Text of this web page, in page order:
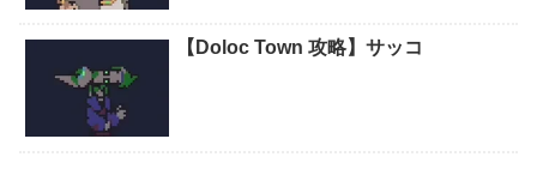
【Doloc Town 攻略】サッコ